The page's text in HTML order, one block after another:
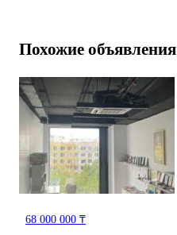
Похожие объявления
68 000 000 ₸